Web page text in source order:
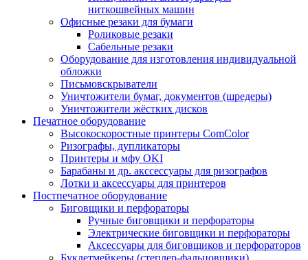
ниткошвейных машин
Офисные резаки для бумаги
Роликовые резаки
Сабельные резаки
Оборудование для изготовления индивидуальной
обложки
Письмовскрыватели
Уничтожители бумаг, документов (шредеры)
Уничтожители жёстких дисков
Печатное оборудование
Высокоскоростные принтеры ComColor
Ризографы, дупликаторы
Принтеры и мфу OKI
Барабаны и др. акссессуары для ризографов
Лотки и аксессуары для принтеров
Постпечатное оборудование
Биговщики и перфораторы
Ручные биговщики и перфораторы
Электрические биговщики и перфораторы
Аксессуары для биговщиков и перфораторов
Буклетмейкеры (степлер-фальцовщики)